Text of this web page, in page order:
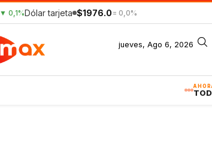
▼ 0,1%Dólar tarjeta $1976.0 = 0,0%
jueves, Ago 6, 2026